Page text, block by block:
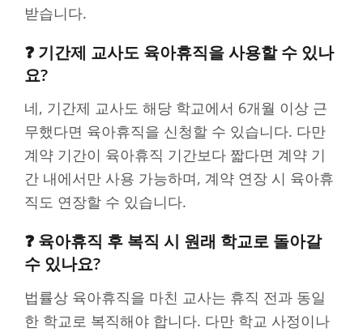
받습니다.
❓ 기간제 교사도 육아휴직을 사용할 수 있나
요?
네, 기간제 교사도 해당 학교에서 6개월 이상 근
무했다면 육아휴직을 신청할 수 있습니다. 다만
계약 기간이 육아휴직 기간보다 짧다면 계약 기
간 내에서만 사용 가능하며, 계약 연장 시 육아휴
직도 연장할 수 있습니다.
❓ 육아휴직 후 복직 시 원래 학교로 돌아갈
수 있나요?
법률상 육아휴직을 마친 교사는 휴직 전과 동일
한 학교로 복직해야 합니다. 다만 학교 사정이나